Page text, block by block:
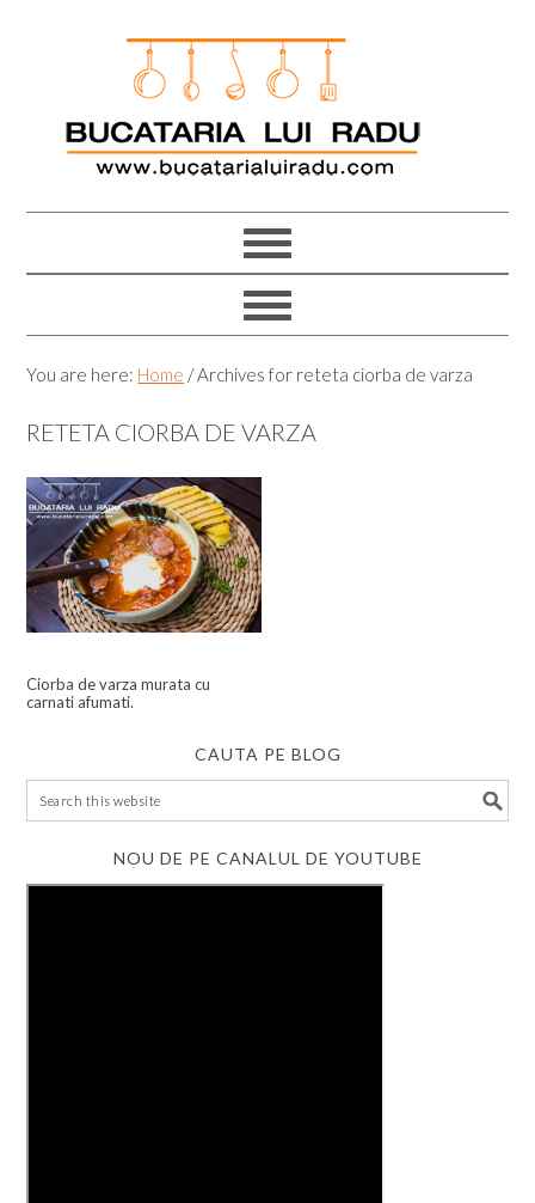
You are here: Home /Archives for reteta ciorba de varza
RETETA CIORBA DE VARZA
Ciorba de varza murata cu
carnati afumati.
CAUTA PE BLOG
NOU DE PE CANALUL DE YOUTUBE